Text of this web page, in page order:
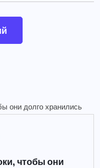
чтобы они